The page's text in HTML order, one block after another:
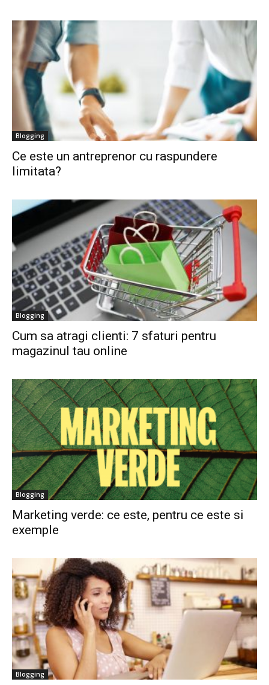
Blogging
Ce este un antreprenor cu raspundere
limitata?
Blogging
Cum sa atragi clienti: 7 sfaturi pentru
magazinul tau online
Blogging
Marketing verde: ce este, pentru ce este si
exemple
Blogging